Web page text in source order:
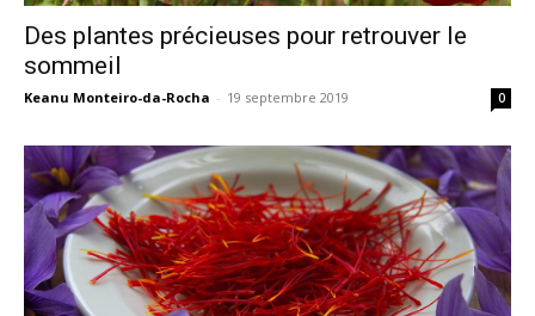
Des plantes précieuses pour retrouver le
sommeil
Keanu Monteiro-da-Rocha - 19 septembre 2019 0